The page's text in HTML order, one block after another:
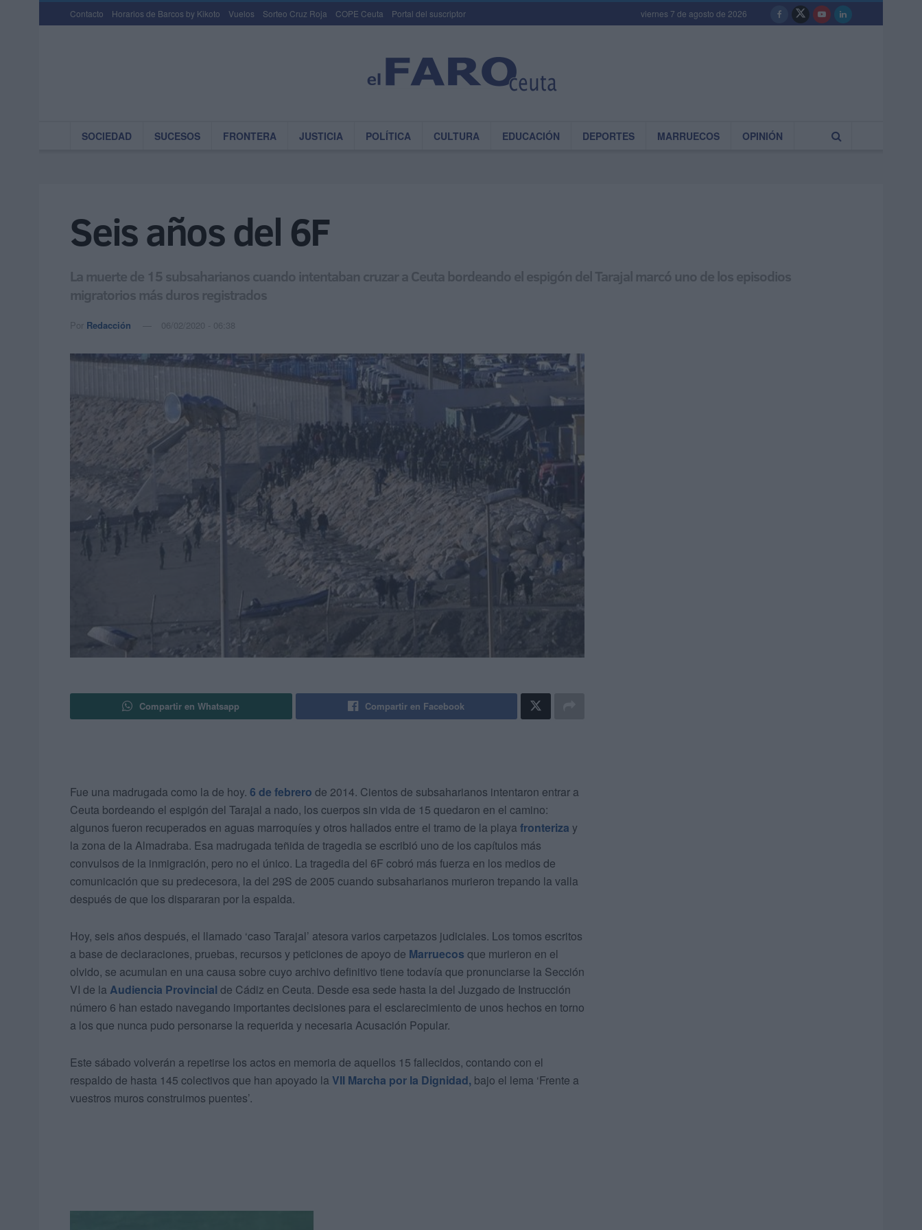
Contacto Horarios de Barcos by Kikoto Vuelos Sorteo Cruz Roja COPE Ceuta Portal del suscriptor viernes 7 de agosto de 2026
SOCIEDAD SUCESOS FRONTERA JUSTICIA POLÍTICA CULTURA EDUCACIÓN DEPORTES MARRUECOS OPINIÓN
Seis años del 6F
La muerte de 15 subsaharianos cuando intentaban cruzar a Ceuta bordeando el espigón del Tarajal marcó uno de los episodios
migratorios más duros registrados
Por Redacción 06/02/2020 - 06:38
Compartir en Whatsapp Compartir en Facebook
Fue una madrugada como la de hoy. 6 de febrero de 2014. Cientos de subsaharianos intentaron entrar a
Ceuta bordeando el espigón del Tarajal a nado, los cuerpos sin vida de 15 quedaron en el camino:
algunos fueron recuperados en aguas marroquíes y otros hallados entre el tramo de la playa fronteriza y
la zona de la Almadraba. Esa madrugada teñida de tragedia se escribió uno de los capítulos más
convulsos de la inmigración, pero no el único. La tragedia del 6F cobró más fuerza en los medios de
comunicación que su predecesora, la del 29S de 2005 cuando subsaharianos murieron trepando la valla
después de que los dispararan por la espalda.
Hoy, seis años después, el llamado ‘caso Tarajal’ atesora varios carpetazos judiciales. Los tomos escritos
a base de declaraciones, pruebas, recursos y peticiones de apoyo de Marruecos que murieron en el
olvido, se acumulan en una causa sobre cuyo archivo definitivo tiene todavía que pronunciarse la Sección
VI de la Audiencia Provincial de Cádiz en Ceuta. Desde esa sede hasta la del Juzgado de Instrucción
número 6 han estado navegando importantes decisiones para el esclarecimiento de unos hechos en torno
a los que nunca pudo personarse la requerida y necesaria Acusación Popular.
Este sábado volverán a repetirse los actos en memoria de aquellos 15 fallecidos, contando con el
respaldo de hasta 145 colectivos que han apoyado la VII Marcha por la Dignidad, bajo el lema ‘Frente a
vuestros muros construimos puentes’.